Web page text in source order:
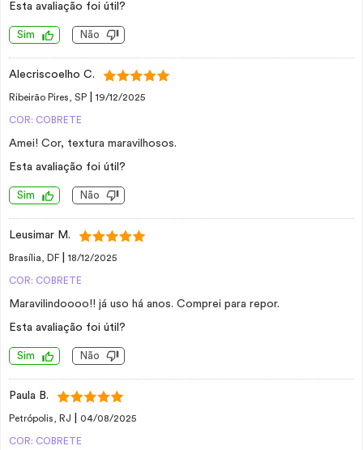
Esta avaliação foi útil?
Sim Não
Alecriscoelho C.
Ribeirão Pires, SP 19/12/2025
COR: COBRETE
Amei! Cor, textura maravilhosos.
Esta avaliação foi útil?
Sim Não
Leusimar M.
Brasília, DF 18/12/2025
COR: COBRETE
Maravilindoooo!! já uso há anos. Comprei para repor.
Esta avaliação foi útil?
Sim Não
Paula B.
Petrópolis, RJ 04/08/2025
COR: COBRETE